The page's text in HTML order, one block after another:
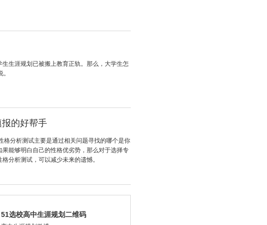
生涯规划已被搬上教育正轨。那么，大学生怎
的好帮手
格分析测试主要是通过相关问题寻找的哪个是你
能够明白自己的性格优劣势，那么对于选择专
分析测试，可以减少未来的遗憾。
51选校高中生涯规划二维码